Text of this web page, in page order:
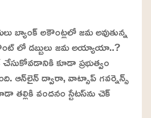
బ్యాంక్ అకౌంట్లలో జమ అవుతున్న
లో డబ్బులు జమ అయ్యాయా..?
కూడా ప్రభుత్వం
ఆన్‌లైన్ ద్వారా, వాట్సాప్ గవర్నెన్స్‌
తల్లికి వందనం స్టేటస్‌ను చెక్